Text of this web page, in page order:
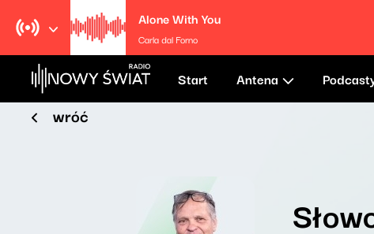
Alone With You
Carla dal Forno
Start Antena
wróć